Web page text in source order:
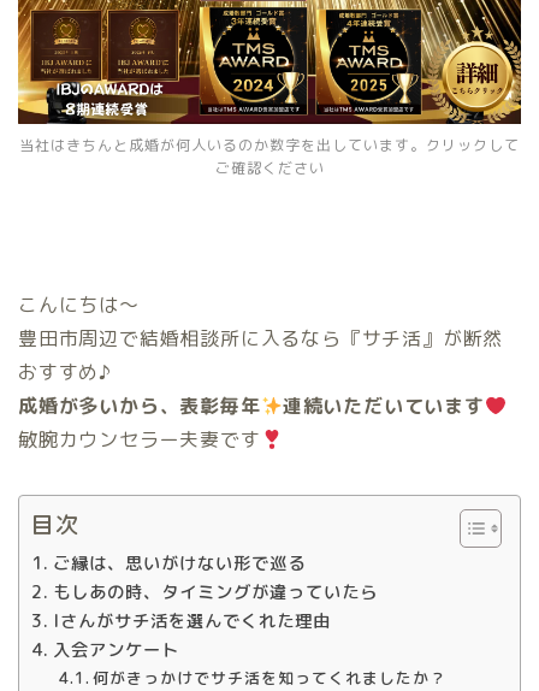
当社はきちんと成婚が何人いるのか数字を出しています。クリックして
ご確認ください
こんにちは〜
豊田市周辺で結婚相談所に入るなら『サチ活』が断然
おすすめ♪
成婚が多いから、表彰毎年
連続いただいています
敏腕カウンセラー夫妻です
目次
ご縁は、思いがけない形で巡る
もしあの時、タイミングが違っていたら
Iさんがサチ活を選んでくれた理由
入会アンケート
何がきっかけでサチ活を知ってくれましたか？